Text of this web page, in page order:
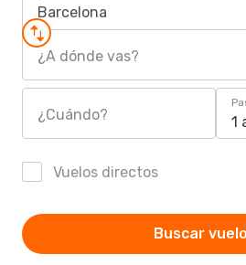
Barcelona
¿A dónde vas?
¿Cuándo? 1
Vuelos directos
Buscar